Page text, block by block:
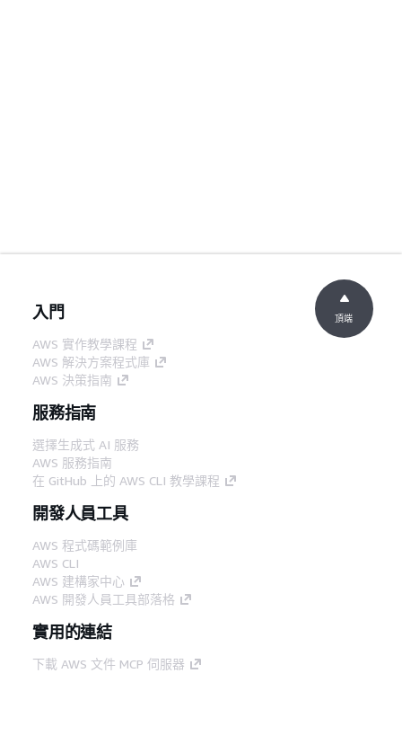
入門
AWS 實作教學課程
AWS 解決方案程式庫
AWS 決策指南
服務指南
選擇生成式 AI 服務
AWS 服務指南
在 GitHub 上的 AWS CLI 教學課程
開發人員工具
AWS 程式碼範例庫
AWS CLI
AWS 建構家中心
AWS 開發人員工具部落格
實用的連結
下載 AWS 文件 MCP 伺服器
頂端